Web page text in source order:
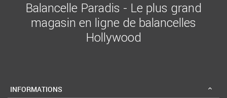
Balancelle Paradis - Le plus grand
magasin en ligne de balancelles
Hollywood
INFORMATIONS